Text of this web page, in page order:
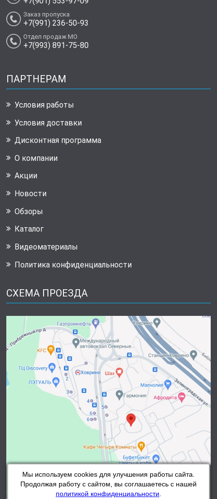
Мы используем cookies для улучшения работы сайта.
Продолжая работу с сайтом, вы соглашаетесь с нашей
политикой конфиденциальности
Заказ пропуска
+7(991) 236-50-93
Отдел продаж МО
+7(993) 891-75-80
ПАРТНЕРАМ
Условия работы
Условия доставки
Дисконтная программа
О компании
Акции
Новости
Обзоры
Каталог
Видеоматериалы
Политика конфиденциальности
СХЕМА ПРОЕЗДА